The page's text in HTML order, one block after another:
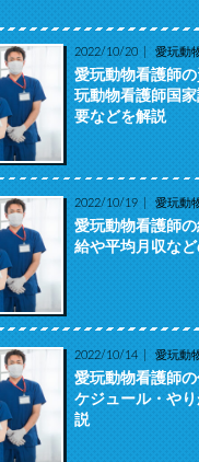
2022/10/20 愛玩動
愛玩動物看護師
玩動物看護師国
要などを解説
2022/10/19 愛玩動
愛玩動物看護師
給や平均月収な
2022/10/14 愛玩動
愛玩動物看護師
ケジュール・や
説